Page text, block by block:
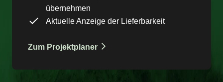
übernehmen
Aktuelle Anzeige der Lieferbarkeit
Zum Projektplaner